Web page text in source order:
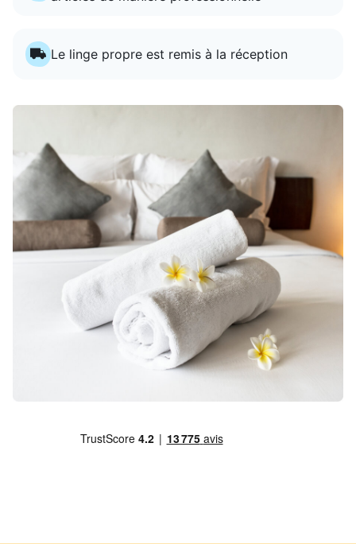
Le linge propre est remis à la réception